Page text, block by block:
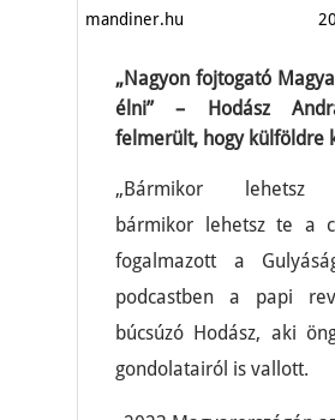
mandiner.hu
„Nagyon fojtogató
élni” – Hodász
felmerült, hogy külföldre
„Bármikor lehetsz
bármikor lehetsz te a
fogalmazott a
podcastben a papi
búcsúzó Hodász, aki
gondolatairól is vallott.